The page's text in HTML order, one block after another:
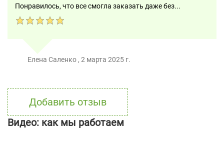
Понравилось, что все смогла заказать даже без...
Елена Саленко , 2 марта 2025 г.
Добавить отзыв
Видео: как мы работаем